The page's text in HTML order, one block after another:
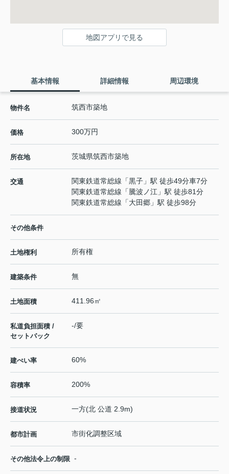
地図アプリで見る
基本情報 詳細情報 周辺環境
物件名 筑西市築地
価格 300万円
所在地 茨城県筑西市築地
交通 関東鉄道常総線 「黒子 」駅 徒歩49分車7分
関東鉄道常総線 「 騰波ノ江 」駅 徒歩81分
関東鉄道常総線 「大田郷 」駅 徒歩98分
その他条件
土地権利 所有権
建築条件 無
土地面積 411.96㎡
私道負担面積 /
セットバック
-/要
建ぺい率 60%
容積率 200%
接道状況 一方(北 公道 2.9m)
都市計画 市街化調整区域
その他法令上の制限 -